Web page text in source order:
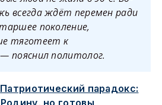
всегда ждёт перемен ради
поколение,
тяготеет к
пояснил политолог.
Патриотический парадокс:
но готовы